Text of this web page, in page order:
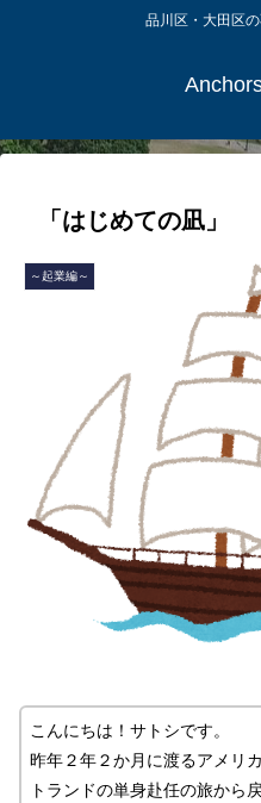
品川区・大田区
「はじめての凪」
～起業編～
こんにちは！サトシです。
昨年２年２か月に渡るアメリ
トランドの単身赴任の旅から